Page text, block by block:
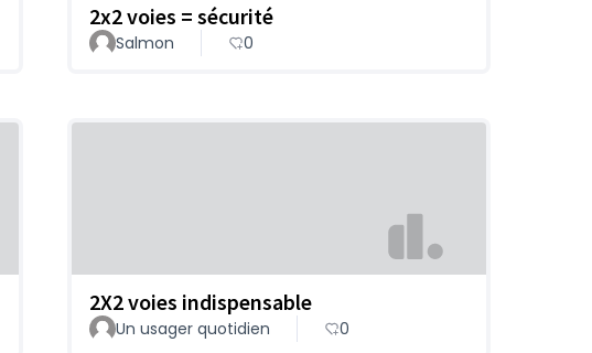
2x2 voies = sécurité
Salmon 0
2X2 voies indispensable
Un usager quotidien 0